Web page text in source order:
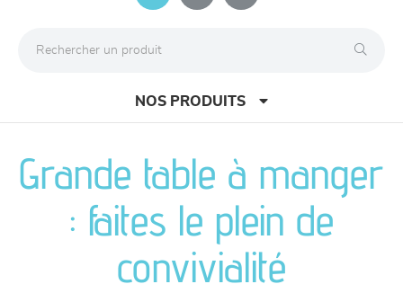
NOS PRODUITS
canapés et fauteuils
Grande table à manger
: faites le plein de
convivialité